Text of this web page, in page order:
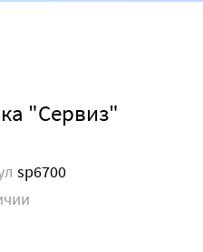
"Сервиз"
sp6700